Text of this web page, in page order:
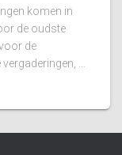
komen in
de oudste
de
…